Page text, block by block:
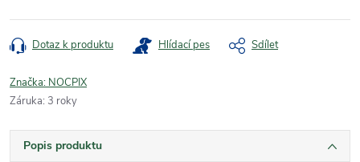
Dotaz k produktu Hlídací pes Sdílet
Značka: NOCPIX
Záruka: 3 roky
Popis produktu